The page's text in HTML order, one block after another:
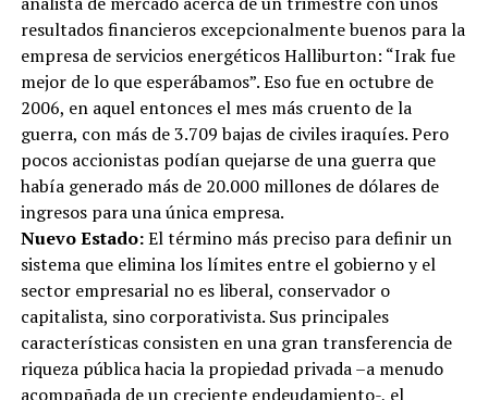
resultados financieros excepcionalmente buenos para la
empresa de servicios energéticos Halliburton: “Irak fue
mejor de lo que esperábamos”. Eso fue en octubre de
2006, en aquel entonces el mes más cruento de la
guerra, con más de 3.709 bajas de civiles iraquíes. Pero
pocos accionistas podían quejarse de una guerra que
había generado más de 20.000 millones de dólares de
ingresos para una única empresa.
Nuevo Estado:El término más preciso para definir un
sistema que elimina los límites entre el gobierno y el
sector empresarial no es liberal, conservador o
capitalista, sino corporativista. Sus principales
características consisten en una gran transferencia de
riqueza pública hacia la propiedad privada –a menudo
acompañada de un creciente endeudamiento-, el